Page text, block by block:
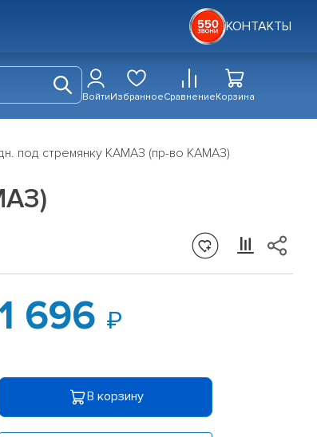
КОНТАКТЫ
ВойтиИзбранноеСравнениеКорзина
под стремянку КАМАЗ (пр-во КАМАЗ)
696
В корзину